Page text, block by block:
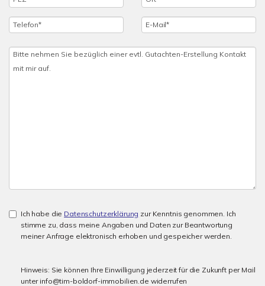
Ich habe die Datenschutzerklärung zur Kenntnis genommen. Ich
stimme zu, dass meine Angaben und Daten zur Beantwortung
meiner Anfrage elektronisch erhoben und gespeicher werden.
Hinweis: Sie können Ihre Einwilligung jederzeit für die Zukunft per Mail
unter info@tim-boldorf-immobilien.de widerrufen